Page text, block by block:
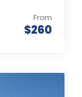
From
$260